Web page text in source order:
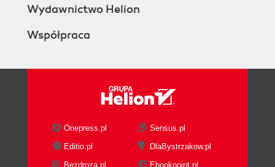
Wydawnictwo Helion
Współpraca
Onepress.pl
Sensus.pl
Editio.pl
DlaBystrzakow.pl
Bezdroza.pl
Ebookpoint.pl